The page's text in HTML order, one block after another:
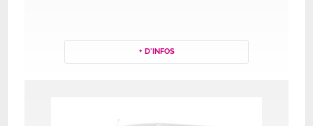
+ D'INFOS